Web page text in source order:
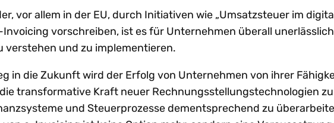
vor allem in der EU, durch Initiativen wie „Umsatzsteuer im
Invoicing vorschreiben, ist es für Unternehmen überall
verstehen und zu implementieren.
in die Zukunft wird der Erfolg von Unternehmen von ihrer
transformative Kraft neuer Rechnungsstellungstechnologien
und Steuerprozesse dementsprechend zu